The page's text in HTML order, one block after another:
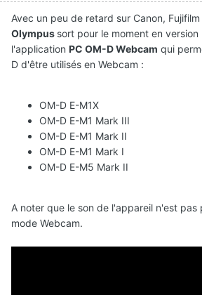
Avec un peu de retard sur Canon,
Olympus sort pour le moment en
l'application PC OM-D Webcam qui
D d'être utilisés en Webcam :
OM-D E-M1X
OM-D E-M1 Mark III
OM-D E-M1 Mark II
OM-D E-M1 Mark I
OM-D E-M5 Mark II
A noter que le son de l'appareil n'est
mode Webcam.